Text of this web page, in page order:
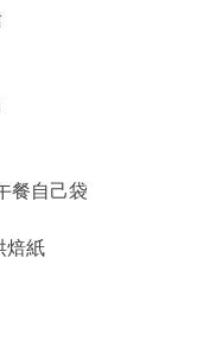
餐自己袋
焙紙